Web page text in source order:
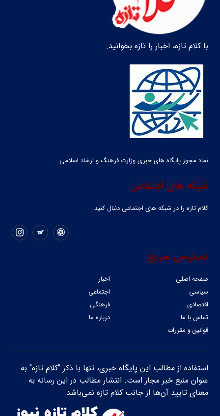
با کلام تازه، اخبار را تازه بخوانید.
نماد مجوز پایگاه های خبری وزارت فرهنگ و ارشاد اسلامی
شبکه های اجتماعی
کلام تازه را در شبکه ‌های اجتماعی دنبال کنید.
دسترسی سریع
صفحه اصلی
اخبار
سیاسی
اجتماعی
اقتصادی
فرهنگی
تماس با ما
درباره ما
قوانین و مقررات
استفاده از مطالب این پایگاه خبری، تنها با ذکر "کلام تازه" به
عنوان منبع خبر مجاز است. انتشار مطالب در این رسانه به
معنای تایید آن‌ها از جانب کلام تازه نمی‌باشد.